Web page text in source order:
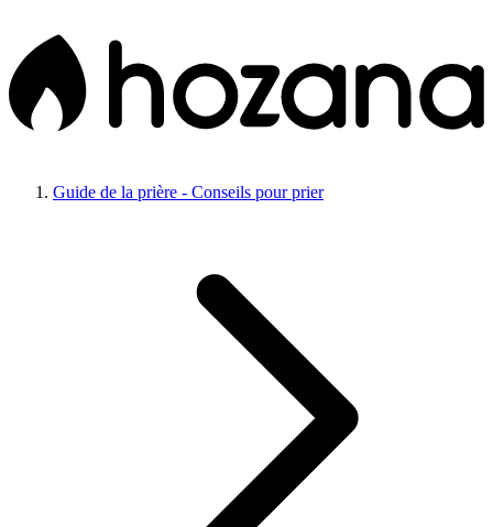
Guide de la prière - Conseils pour prier